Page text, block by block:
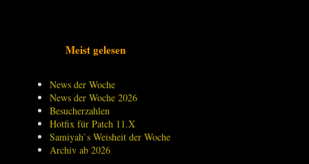
Meist gelesen
News der Woche
News der Woche 2026
Besucherzahlen
Hotfix für Patch 11.X
Samiyah`s Weisheit der Woche
Archiv ab 2026